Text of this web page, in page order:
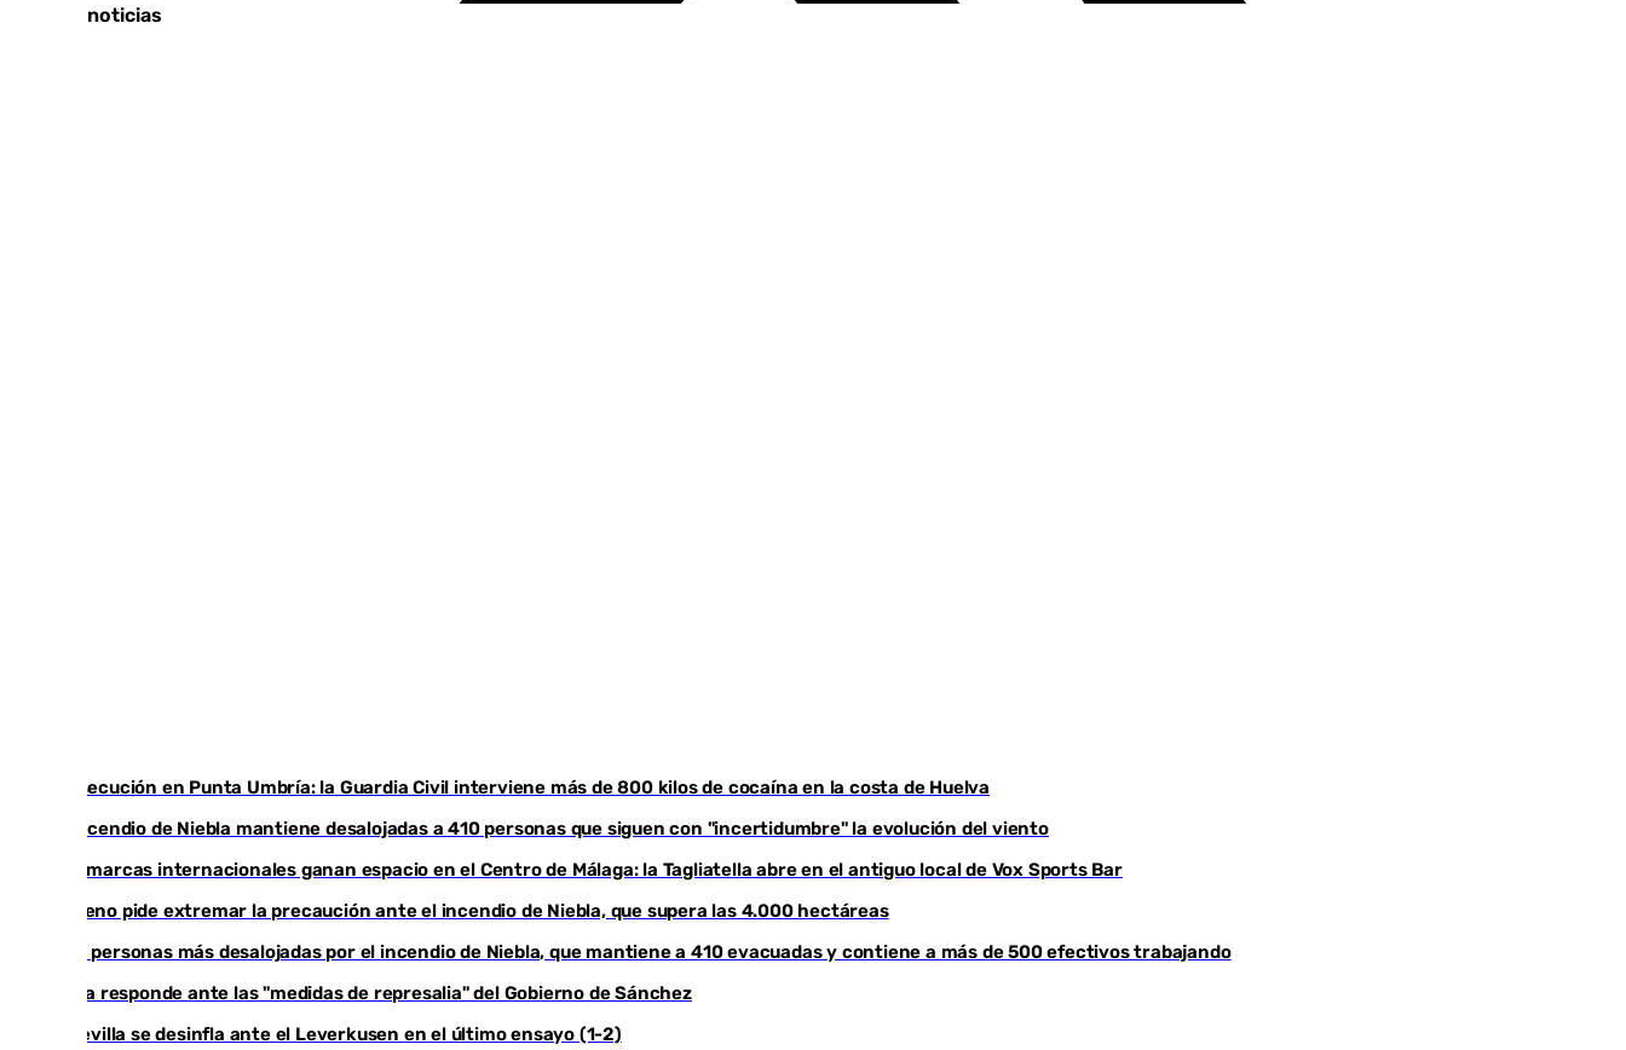
Últimas noticias
Persecución en Punta Umbría: la Guardia Civil interviene más de 800 kilos de cocaína en la costa de Huelva
El incendio de Niebla mantiene desalojadas a 410 personas que siguen con "incertidumbre" la evolución del viento
Las marcas internacionales ganan espacio en el Centro de Málaga: la Tagliatella abre en el antiguo local de Vox Sports Bar
Moreno pide extremar la precaución ante el incendio de Niebla, que supera las 4.000 hectáreas
340 personas más desalojadas por el incendio de Niebla, que mantiene a 410 evacuadas y contiene a más de 500 efectivos trabajando
Italia responde ante las "medidas de represalia" del Gobierno de Sánchez
El Sevilla se desinfla ante el Leverkusen en el último ensayo (1-2)